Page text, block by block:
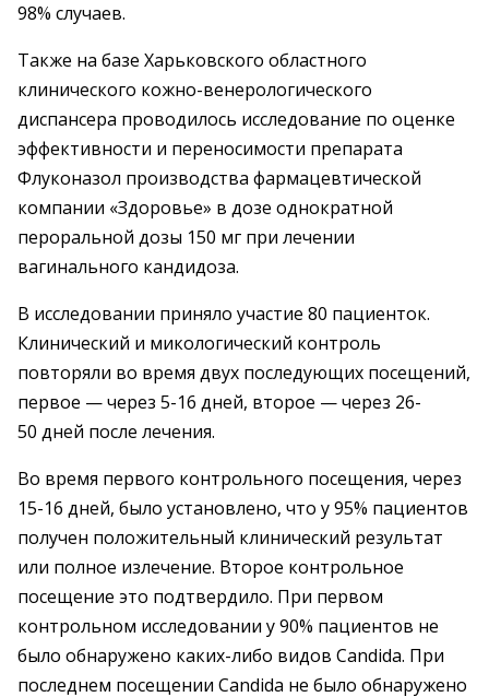
98% случаев.
Также на базе Харьковского областного
клинического кожно-венерологического
диспансера проводилось исследование по оценке
эффективности и переносимости препарата
Флуконазол производства фармацевтической
компании «Здоровье» в дозе однократной
пероральной дозы 150 мг при лечении
вагинального кандидоза.
В исследовании приняло участие 80 пациенток.
Клинический и микологический контроль
повторяли во время двух последующих посещений,
первое — через 5-16 дней, второе — через 26-
50 дней после лечения.
Во время первого контрольного посещения, через
15-16 дней, было установлено, что у 95% пациентов
получен положительный клинический результат
или полное излечение. Второе контрольное
посещение это подтвердило. При первом
контрольном исследовании у 90% пациентов не
было обнаружено каких-либо видов Candida. При
последнем посещении Candida не было обнаружено